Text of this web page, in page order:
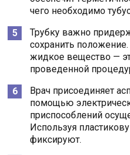
чего необходимо
Трубку важно
сохранить
жидкое вещество —
проведенной
Врач присоединяет
помощью
приспособлений
Используя
фиксируют.